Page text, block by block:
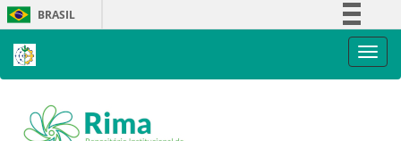
Skip
navigation
BRASIL